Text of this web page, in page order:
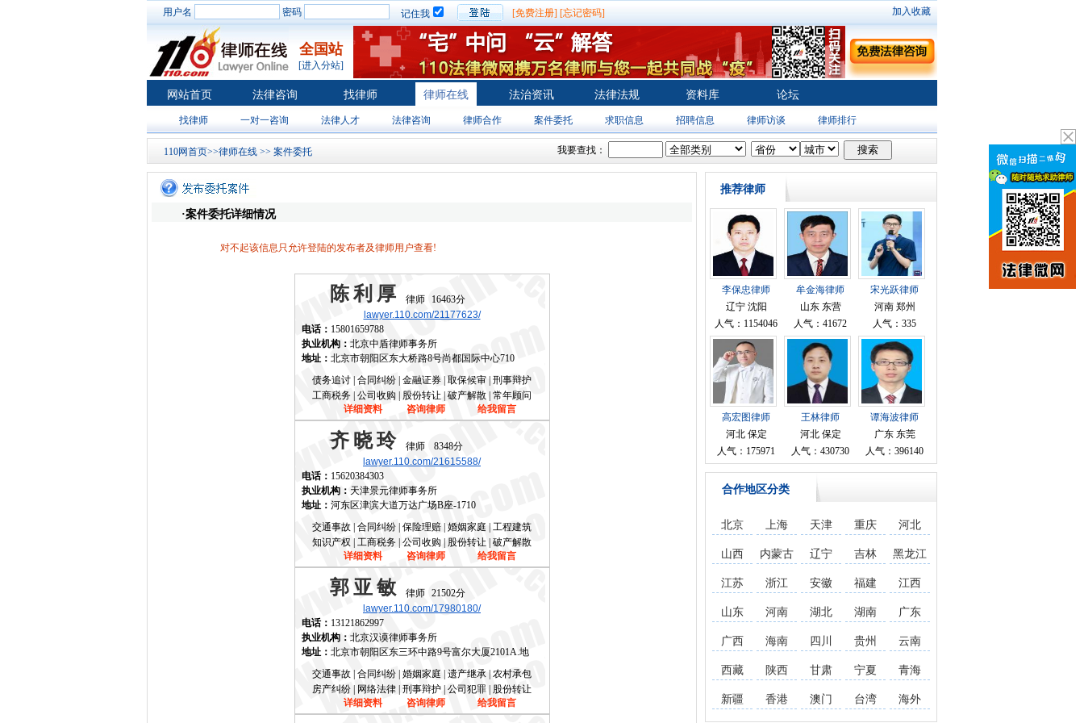
用户名 密码 记住我 [免费注册] [忘记密码] 加入收藏
全国站
[进入分站]
网站首页 法律咨询 找律师 律师在线 法治资讯 法律法规 资料库 论坛
找律师 一对一咨询 法律人才 法律咨询 律师合作 案件委托 求职信息 招聘信息 律师访谈 律师排行
110网首页>>律师在线 >> 案件委托 我要查找：
·案件委托详细情况
对不起该信息只允许登陆的发布者及律师用户查看!
陈利厚 律师
16463分
lawyer.110.com/21177623/
电话： 15801659788
执业机构： 北京中盾律师事务所
地址： 北京市朝阳区东大桥路8号尚都国际中心710
债务追讨 | 合同纠纷 | 金融证券 | 取保候审 | 刑事辩护
工商税务 | 公司收购 | 股份转让 | 破产解散 | 常年顾问
详细资料
咨询律师 给我留言
齐晓玲 律师
8348分
lawyer.110.com/21615588/
电话： 15620384303
执业机构： 天津景元律师事务所
地址： 河东区津滨大道万达广场B座-1710
交通事故 | 合同纠纷 | 保险理赔 | 婚姻家庭 | 工程建筑
知识产权 | 工商税务 | 公司收购 | 股份转让 | 破产解散
详细资料
咨询律师 给我留言
郭亚敏 律师
21502分
lawyer.110.com/17980180/
电话： 13121862997
执业机构： 北京汉谟律师事务所
地址： 北京市朝阳区东三环中路9号富尔大厦2101A.地
交通事故 | 合同纠纷 | 婚姻家庭 | 遗产继承 | 农村承包
房产纠纷 | 网络法律 | 刑事辩护 | 公司犯罪 | 股份转让
详细资料
咨询律师 给我留言
推荐律师
李保忠律师
辽宁 沈阳
人气：1154046
牟金海律师
山东 东营
人气：41672
宋光跃律师
河南 郑州
人气：335
高宏图律师
河北 保定
人气：175971
王林律师
河北 保定
人气：430730
谭海波律师
广东 东莞
人气：396140
合作地区分类
北京 上海 天津 重庆 河北
山西 内蒙古 辽宁 吉林 黑龙江
江苏 浙江 安徽 福建 江西
山东 河南 湖北 湖南 广东
广西 海南 四川 贵州 云南
西藏 陕西 甘肃 宁夏 青海
新疆 香港 澳门 台湾 海外